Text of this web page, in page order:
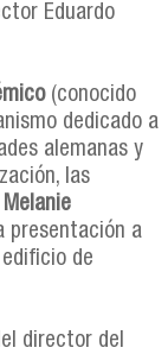
Eduardo
(conocido
dedicado a
alemanas y
las
Melanie
presentación a
de
director del